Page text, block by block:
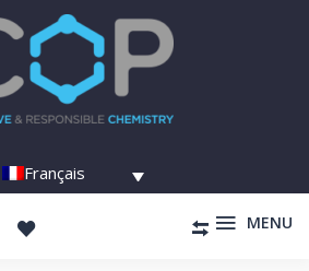
Français
MENU